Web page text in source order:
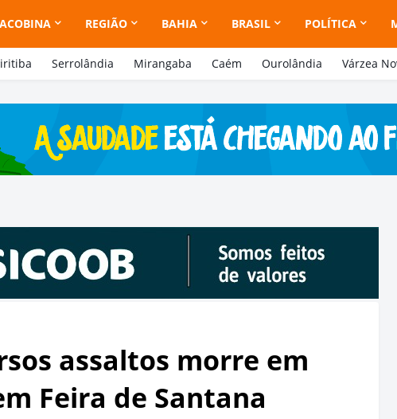
REGIÃO BAHIA BRASIL POLÍTICA
Serrolândia Mirangaba Caém Ourolândia Várzea
assaltos morre em
Feira de Santana